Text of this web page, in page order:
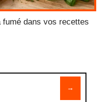
dans vos recettes